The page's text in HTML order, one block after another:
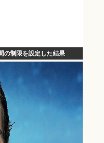
の制限を設定した結果